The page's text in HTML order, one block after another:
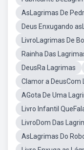
AsLagrimas De
Deus Enxugando
LivroLagrimas De
Rainha Das
DeusRa Lagrimas
Clamor a DeusCom
AGota De Uma
Livro Infantil
LivroDom Das
AsLagrimas Do